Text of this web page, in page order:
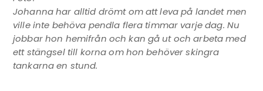
Johanna har alltid drömt om att leva på landet men
ville inte behöva pendla flera timmar varje dag. Nu
jobbar hon hemifrån och kan gå ut och arbeta med
ett stängsel till korna om hon behöver skingra
tankarna en stund.